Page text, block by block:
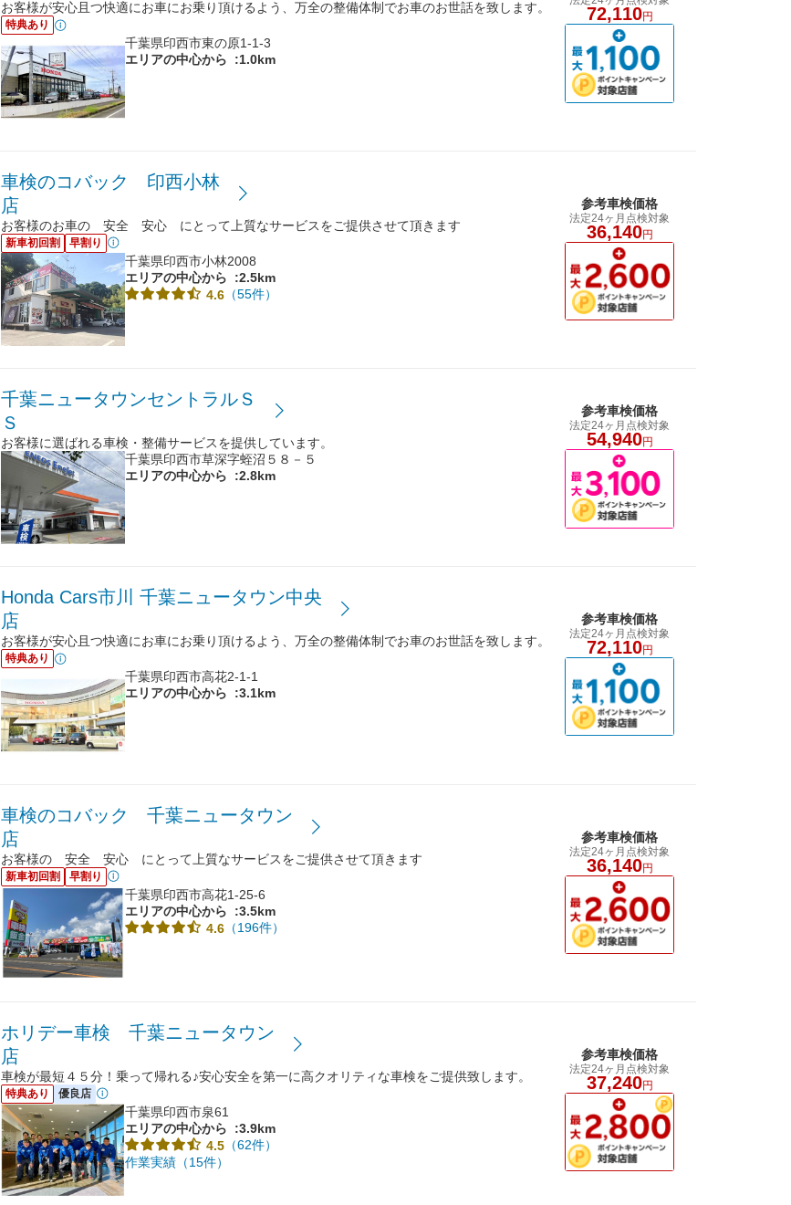
お客様が安心且つ快適にお車にお乗り頂けるよう、万全の整備体制でお車のお世話を致します。
特典あり
千葉県印西市東の原1-1-3
エリアの中心から
:1.0km
72,110円
車検のコバック 印西小林
店
お客様のお車の 安全 安心 にとって上質なサービスをご提供させて頂きます
新車初回割 早割り
千葉県印西市小林2008
エリアの中心から
:2.5km
4.6 （55件）
参考車検価格
法定24ヶ月点検対象
36,140円
千葉ニュータウンセントラルＳ
Ｓ
お客様に選ばれる車検・整備サービスを提供しています。
千葉県印西市草深字蛭沼５８－５
エリアの中心から
:2.8km
参考車検価格
法定24ヶ月点検対象
54,940円
Honda Cars市川 千葉ニュータウン中央
店
お客様が安心且つ快適にお車にお乗り頂けるよう、万全の整備体制でお車のお世話を致します。
特典あり
千葉県印西市高花2-1-1
エリアの中心から
:3.1km
参考車検価格
法定24ヶ月点検対象
72,110円
車検のコバック 千葉ニュータウン
店
お客様の 安全 安心 にとって上質なサービスをご提供させて頂きます
新車初回割 早割り
千葉県印西市高花1-25-6
エリアの中心から
:3.5km
4.6 （196件）
参考車検価格
法定24ヶ月点検対象
36,140円
ホリデー車検 千葉ニュータウン
店
車検が最短４５分！乗って帰れる♪安心安全を第一に高クオリティな車検をご提供致します。
特典あり 優良店
千葉県印西市泉61
エリアの中心から
:3.9km
4.5 （62件）
作業実績（15件）
参考車検価格
法定24ヶ月点検対象
37,240円